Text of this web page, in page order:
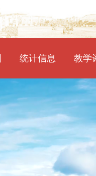
统计信息 教学